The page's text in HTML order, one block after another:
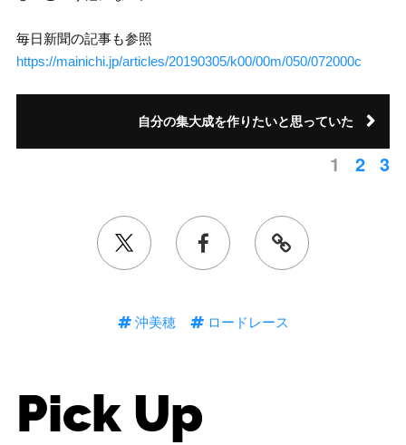
毎日新聞の記事も参照
https://mainichi.jp/articles/20190305/k00/00m/050/072000c
自分の集大成を作りたいと思っていた
1 2 3
沖美穂 ロードレース
Pick Up